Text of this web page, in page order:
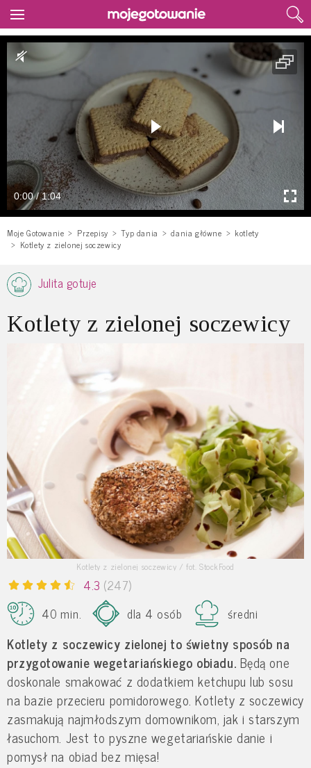
0:00 / 1:04
Moje Gotowanie Przepisy Typ dania dania główne
kotlety
Kotlety z zielonej soczewicy
Julita gotuje
Kotlety z zielonej soczewicy
Kotlety z zielonej soczewicy / fot. StockFood
4.3 (247)
40 min.
dla 4 osób średni
Kotlety z soczewicy zielonej to świetny sposób na
przygotowanie wegetariańskiego obiadu. Będą one
doskonale smakować z dodatkiem ketchupu lub sosu
na bazie przecieru pomidorowego. Kotlety z soczewicy
zasmakują najmłodszym domownikom, jak i starszym
łasuchom. Jest to pyszne wegetariańskie danie i
pomysł na obiad bez mięsa!